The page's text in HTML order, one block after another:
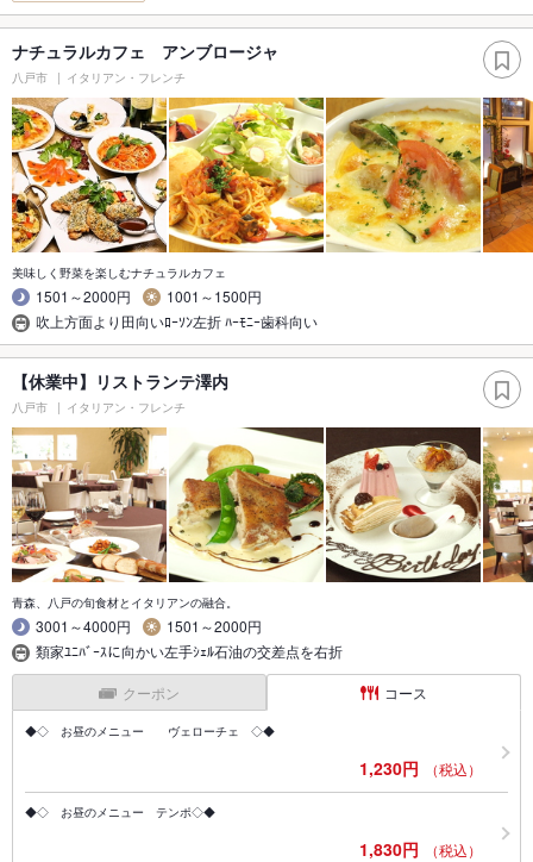
ナチュラルカフェ アンブロージャ
八戸市 イタリアン・フレンチ
美味しく野菜を楽しむナチュラルカフェ
1501～2000円
1001～1500円
吹上方面より田向いﾛｰｿﾝ左折 ﾊｰﾓﾆｰ歯科向い
【休業中】リストランテ澤内
八戸市 イタリアン・フレンチ
青森、八戸の旬食材とイタリアンの融合。
3001～4000円
1501～2000円
類家ﾕﾆﾊﾞｰｽに向かい左手ｼｪﾙ石油の交差点を右折
クーポン コース
◆◇ お昼のメニュー ヴェローチェ ◇◆
1,230円 （税込）
◆◇ お昼のメニュー テンポ◇◆
1,830円 （税込）